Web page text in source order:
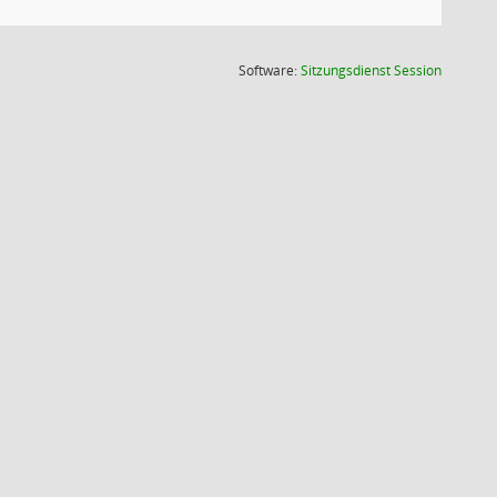
Software:SitzungsdienstSession(Wird in